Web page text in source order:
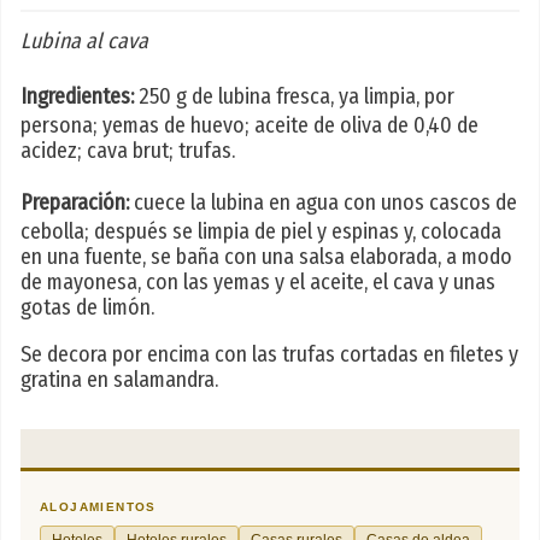
Lubina al cava
Ingredientes:250 g de lubina fresca, ya limpia, por
persona; yemas de huevo; aceite de oliva de 0,40 de
acidez; cava brut; trufas.
Preparación:cuece la lubina en agua con unos cascos de
cebolla; después se limpia de piel y espinas y, colocada
en una fuente, se baña con una salsa elaborada, a modo
de mayonesa, con las yemas y el aceite, el cava y unas
gotas de limón.
Se decora por encima con las trufas cortadas en filetes y
gratina en salamandra.